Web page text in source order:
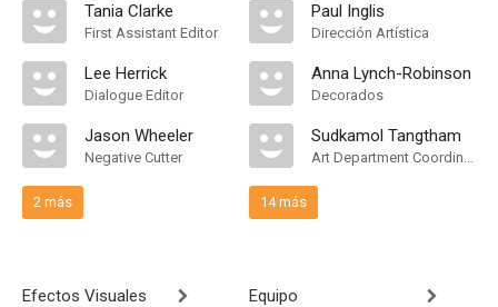
Tania Clarke
First Assistant Editor
Lee Herrick
Dialogue Editor
Jason Wheeler
Negative Cutter
2 más
Efectos Visuales
Paul Inglis
Dirección Artística
Anna Lynch-Robinson
Decorados
Sudkamol Tangtham
Art Department Coordinator
14 más
Equipo